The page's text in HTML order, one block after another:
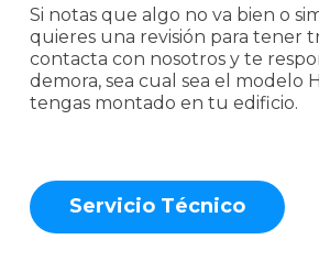
Si notas que algo no va bien o
quieres una revisión para tener
contacta con nosotros y te
demora, sea cual sea el modelo
tengas montado en tu edificio.
Servicio Técnico